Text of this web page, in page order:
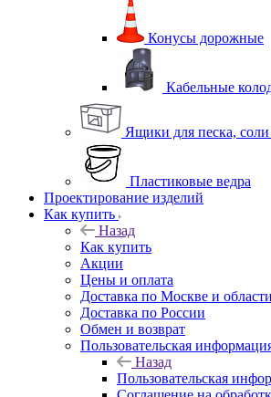
Конусы дорожные
Кабельные
Ящики для песка, соли
Пластиковые ведра
Проектирование изделий
Как купить
Назад
Как купить
Акции
Цены и оплата
Доставка по Москве и области
Доставка по России
Обмен и возврат
Пользовательская
Назад
Пользовательская